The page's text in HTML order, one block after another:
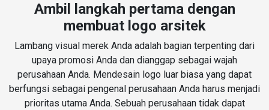
Ambil langkah pertama dengan
membuat logo arsitek
Lambang visual merek Anda adalah bagian terpenting dari
upaya promosi Anda dan dianggap sebagai wajah
perusahaan Anda. Mendesain logo luar biasa yang dapat
berfungsi sebagai pengenal perusahaan Anda harus menjadi
prioritas utama Anda. Sebuah perusahaan tidak dapat